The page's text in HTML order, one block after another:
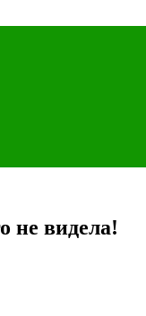
не видела!